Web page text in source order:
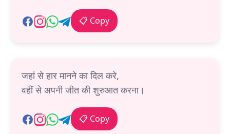
📋 Copy
जहां से हार मानने का दिल करे,
वहीं से अपनी जीत की शुरुआत करना।
📋 Copy